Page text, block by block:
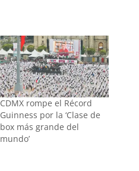
CDMX rompe el Récord
Guinness por la ‘Clase de
box más grande del
mundo’